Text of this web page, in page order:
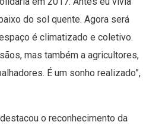
do sol quente. Agora será
é climatizado e coletivo.
mas também a agricultores,
É um sonho realizado”,
o reconhecimento da